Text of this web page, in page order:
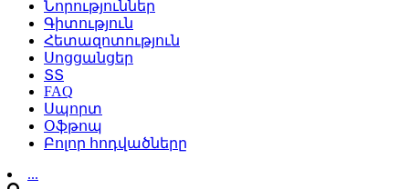
Նորություններ
Գիտություն
Հետազոտություն
Սոցցանցեր
ՏՏ
FAQ
Սպորտ
Օֆթոպ
Բոլոր հոդվածները
...